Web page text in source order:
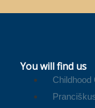
You will find us
Childhood